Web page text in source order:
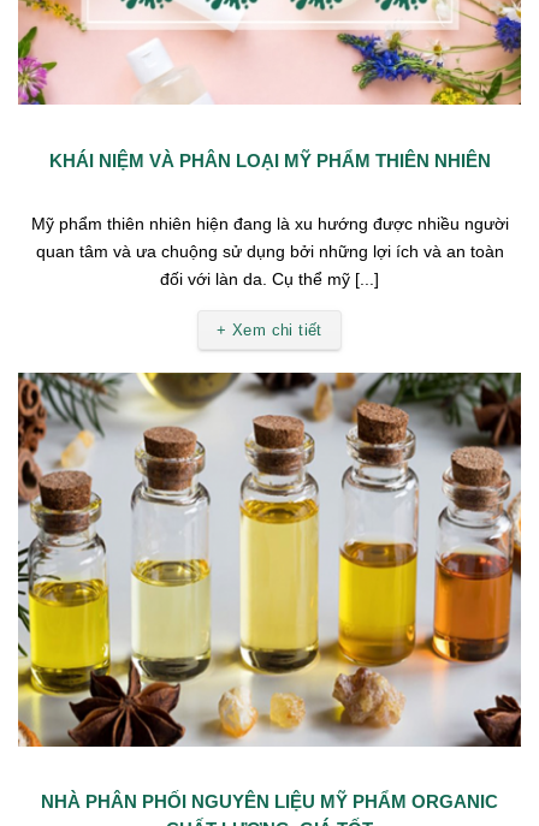
KHÁI NIỆM VÀ PHÂN LOẠI MỸ PHẨM THIÊN NHIÊN
Mỹ phẩm thiên nhiên hiện đang là xu hướng được nhiều người
quan tâm và ưa chuộng sử dụng bởi những lợi ích và an toàn
đối với làn da. Cụ thể mỹ [...]
+ Xem chi tiết
NHÀ PHÂN PHỐI NGUYÊN LIỆU MỸ PHẨM ORGANIC